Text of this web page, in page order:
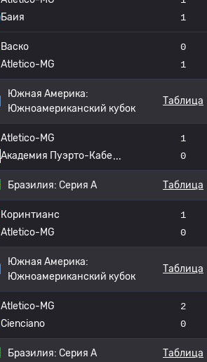
Баия
1
Васко
Atletico-MG
0
1
Южная Америка:
Южноамериканский кубок
Таблица
Atletico-MG
Академия Пуэрто-Кабе
1
0
Бразилия: Серия А Таблица
Коринтианс
Atletico-MG
1
0
Южная Америка:
Южноамериканский кубок
Таблица
Atletico-MG
Cienciano
2
0
Бразилия: Серия А Таблица